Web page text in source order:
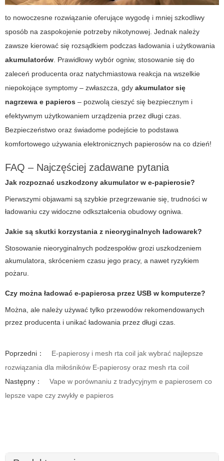
to nowoczesne rozwiązanie oferujące wygodę i mniej szkodliwy
sposób na zaspokojenie potrzeby nikotynowej. Jednak należy
zawsze kierować się rozsądkiem podczas ładowania i użytkowania
akumulatorów. Prawidłowy wybór ogniw, stosowanie się do
zaleceń producenta oraz natychmiastowa reakcja na wszelkie
niepokojące symptomy – zwłaszcza, gdy akumulator się
nagrzewa e papieros – pozwolą cieszyć się bezpiecznym i
efektywnym użytkowaniem urządzenia przez długi czas.
Bezpieczeństwo oraz świadome podejście to podstawa
komfortowego używania elektronicznych papierosów na co dzień!
FAQ – Najczęściej zadawane pytania
Jak rozpoznać uszkodzony akumulator w e-papierosie?
Pierwszymi objawami są szybkie przegrzewanie się, trudności w
ładowaniu czy widoczne odkształcenia obudowy ogniwa.
Jakie są skutki korzystania z nieoryginalnych ładowarek?
Stosowanie nieoryginalnych podzespołów grozi uszkodzeniem
akumulatora, skróceniem czasu jego pracy, a nawet ryzykiem
pożaru.
Czy można ładować e-papierosa przez USB w komputerze?
Można, ale należy używać tylko przewodów rekomendowanych
przez producenta i unikać ładowania przez długi czas.
Poprzedni：
E-papierosy i mesh rta coil jak wybrać najlepsze
rozwiązania dla miłośników E-papierosy oraz mesh rta coil
Następny：
Vape w porównaniu z tradycyjnym e papierosem co
lepsze vape czy zwykły e papieros